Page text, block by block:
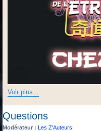
Voir plus...
Questions
Modérateur : Les Z'Auteurs